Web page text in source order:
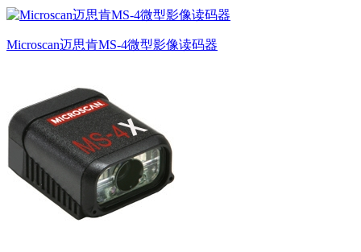
Microscan迈思肯MS-4微型影像读码器